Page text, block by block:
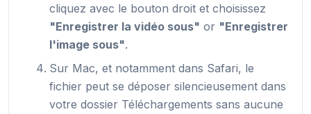
cliquez avec le bouton droit et choisissez
"Enregistrer la vidéo sous" or "Enregistrer
l'image sous".
Sur Mac, et notamment dans Safari, le
fichier peut se déposer silencieusement dans
votre dossier Téléchargements sans aucune